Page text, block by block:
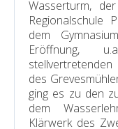
Wasserturm,
Regionalschule
dem
Eröffnung,
des
ging es zu den
dem
Klärwerk des